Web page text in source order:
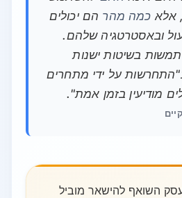
אלא כמה מהר הם יכולים
ובאסטרטגיה שלהם.
בשיטות ישנות
על ידי מתחרים
מודיעין בזמן אמת".
השואף להישאר מוביל